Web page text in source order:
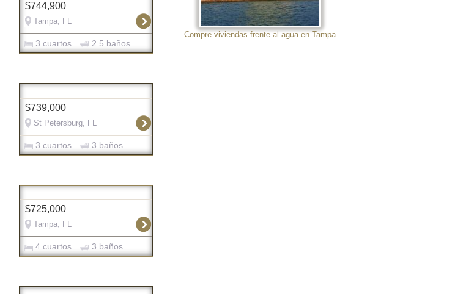
$744,900
Tampa, FL
3 cuartos 2.5 baños
$739,000
St Petersburg, FL
3 cuartos 3 baños
$725,000
Tampa, FL
4 cuartos 3 baños
Compre viviendas frente al agua en Tampa